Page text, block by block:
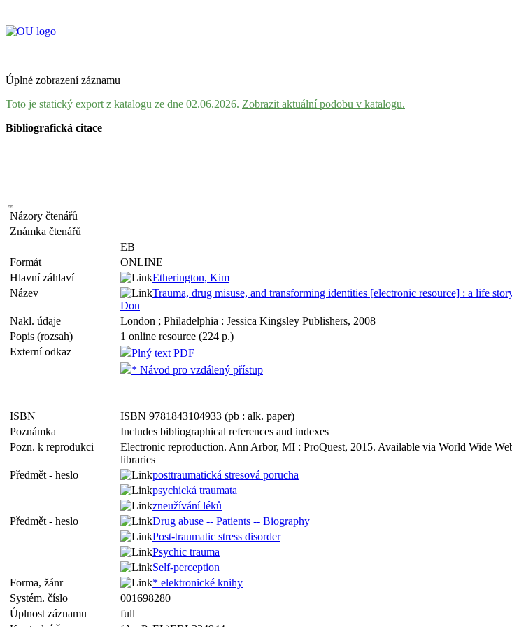
Úplné zobrazení záznamu
Toto je statický export z katalogu ze dne 02.06.2026. Zobrazit aktuální podobu v katalogu.
Bibliografická citace
Názory čtenářů
Známka čtenářů
EB
Formát
ONLINE
Hlavní záhlaví
Etherington, Kim
Název
Trauma, drug misuse, and transforming identities [electronic resource] : a life
Don
Nakl. údaje
London ; Philadelphia : Jessica Kingsley Publishers, 2008
Popis (rozsah)
1 online resource (224 p.)
Externí odkaz
Plný text PDF
* Návod pro vzdálený přístup
ISBN
ISBN 9781843104933 (pb : alk. paper)
Poznámka
Includes bibliographical references and indexes
Pozn. k reprodukci
Electronic reproduction. Ann Arbor, MI : ProQuest, 2015. Available via World Wide
libraries
Předmět - heslo
posttraumatická stresová porucha
psychická traumata
zneužívání léků
Předmět - heslo
Drug abuse -- Patients -- Biography
Post-traumatic stress disorder
Psychic trauma
Self-perception
Forma, žánr
* elektronické knihy
Systém. číslo
001698280
Úplnost záznamu
full